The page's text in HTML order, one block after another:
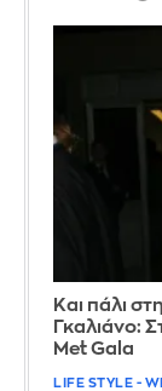
Και πάλι
Γκαλιάνο:
Met Gala
LIFE STYLE -